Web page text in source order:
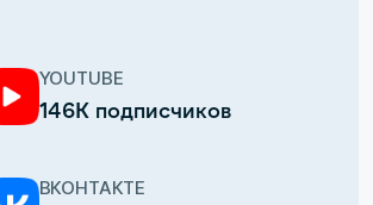
YOUTUBE
146К подписчиков
ВКОНТАКТЕ